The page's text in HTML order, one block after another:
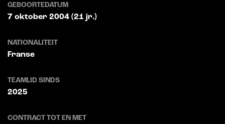
GEBOORTEDATUM
7 oktober 2004 (21 jr.)
NATIONALITEIT
Franse
TEAMLID SINDS
2025
CONTRACT TOT EN MET